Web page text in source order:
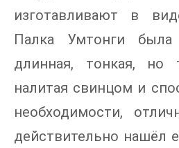
изготавливают в
Палка Умтонги
длинная, тонкая, но
налитая свинцом и
необходимости,
действительно нашёл